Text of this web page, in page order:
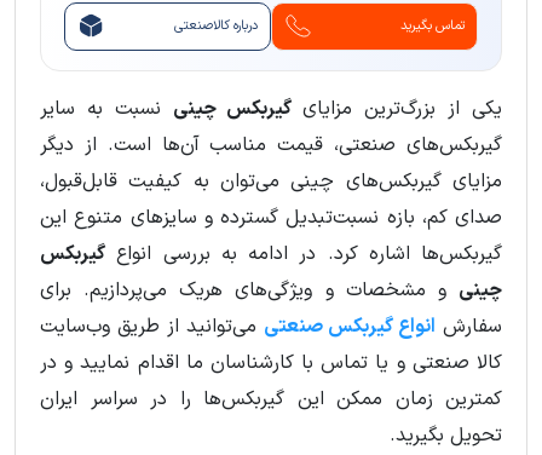
تماس بگیرید
درباره کالاصنعتی
یکی از بزرگ‌ترین مزایایگیربکس چینی نسبت به سایر
گیربکس‌های صنعتی، قیمت مناسب آن‌ها است. از دیگر
مزایای گیربکس‌های چینی می‌توان به کیفیت قابل‌قبول،
صدای کم، بازه نسبت‌تبدیل گسترده و سایزهای متنوع این
گیربکس‌ها اشاره کرد. در ادامه به بررسی انواع گیربکس
چینی و مشخصات و ویژگی‌های هریک می‌پردازیم. برای
سفارش انواع گیربکس صنعتی می‌توانید از طریق وب‌سایت
کالا صنعتی و یا تماس با کارشناسان ما اقدام نمایید و در
کمترین زمان ممکن این گیربکس‌ها را در سراسر ایران
تحویل بگیرید.